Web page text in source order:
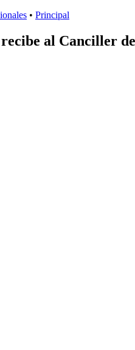
• Principal
al Canciller